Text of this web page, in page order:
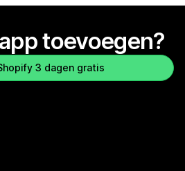
toevoegen?
3 dagen gratis